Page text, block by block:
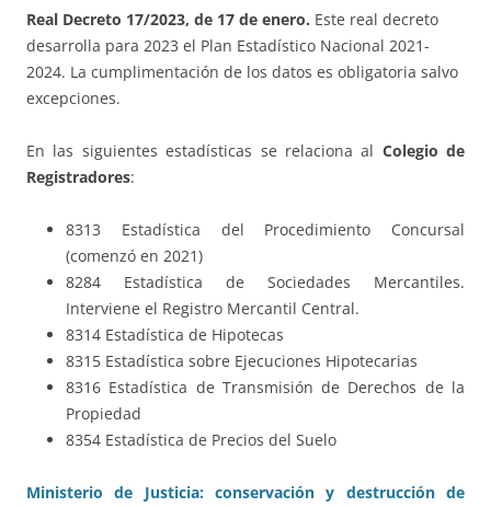
Real Decreto 17/2023, de 17 de enero. Este real decreto
desarrolla para 2023 el Plan Estadístico Nacional 2021-
2024. La cumplimentación de los datos es obligatoria salvo
excepciones.
En las siguientes estadísticas se relaciona al Colegio de
Registradores:
8313 Estadística del Procedimiento Concursal
(comenzó en 2021)
8284 Estadística de Sociedades Mercantiles.
Interviene el Registro Mercantil Central.
8314 Estadística de Hipotecas
8315 Estadística sobre Ejecuciones Hipotecarias
8316 Estadística de Transmisión de Derechos de la
Propiedad
8354 Estadística de Precios del Suelo
Ministerio de Justicia: conservación y destrucción de